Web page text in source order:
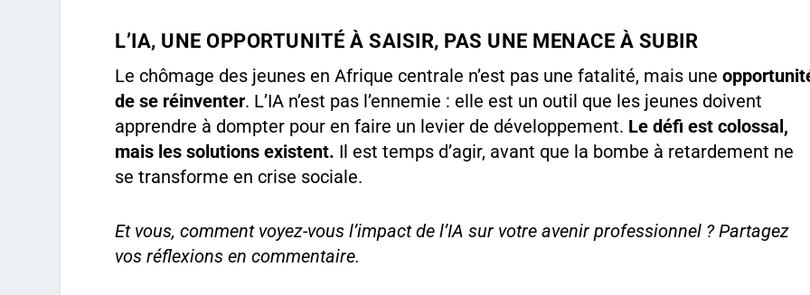
L’IA, UNE OPPORTUNITÉ À SAISIR, PAS UNE MENACE À SUBIR
Le chômage des jeunes en Afrique centrale n’est pas une fatalité, mais une
de se réinventer. L’IA n’est pas l’ennemie : elle est un outil que les jeunes doivent
apprendre à dompter pour en faire un levier de développement. Le défi est colossal,
mais les solutions existent. Il est temps d’agir, avant que la bombe à retardement ne
se transforme en crise sociale.
Et vous, comment voyez-vous l’impact de l’IA sur votre avenir professionnel ? Partagez
vos réflexions en commentaire.